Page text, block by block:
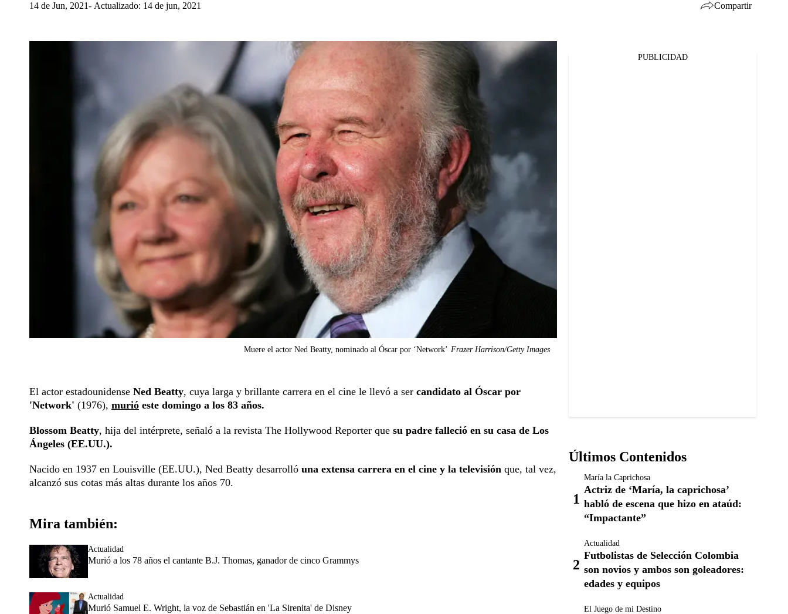
14 de Jun, 2021 Actualizado: 14 de jun, 2021 Compartir
Muere el actor Ned Beatty, nominado al Óscar por ‘Network’ Frazer Harrison/Getty Images
El actor estadounidense Ned Beatty, cuya larga y brillante carrera en el cine le llevó a ser candidato al Óscar por
'Network' (1976), murió este domingo a los 83 años.
Blossom Beatty, hija del intérprete, señaló a la revista The Hollywood Reporter que su padre falleció en su casa de Los
Ángeles (EE.UU.).
Nacido en 1937 en Louisville (EE.UU.), Ned Beatty desarrolló una extensa carrera en el cine y la televisión que, tal vez,
alcanzó sus cotas más altas durante los años 70.
Mira también:
Actualidad
Murió a los 78 años el cantante B.J. Thomas, ganador de cinco Grammys
Actualidad
Murió Samuel E. Wright, la voz de Sebastián en 'La Sirenita' de Disney
PUBLICIDAD
Últimos Contenidos
María la Caprichosa
Actriz de ‘María, la caprichosa’
habló de escena que hizo en ataúd:
“Impactante”
Actualidad
Futbolistas de Selección Colombia
son novios y ambos son goleadores:
edades y equipos
El Juego de mi Destino